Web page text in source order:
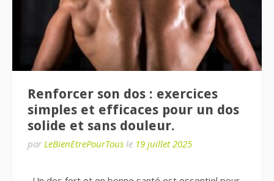
Renforcer son dos : exercices
simples et efficaces pour un dos
solide et sans douleur.
par LeBienEtrePourTous le 19 juillet 2025